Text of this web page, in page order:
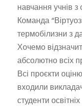
навчання учнів
Команда
термобілизни з
Хочемо
абсолютно всіх
Всі проєкти
входили
студенти